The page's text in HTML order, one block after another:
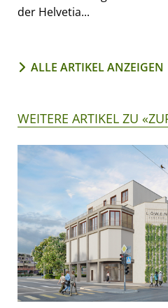
der Helvetia...
ALLE ARTIKEL ANZEIGEN
WEITERE ARTIKEL ZU